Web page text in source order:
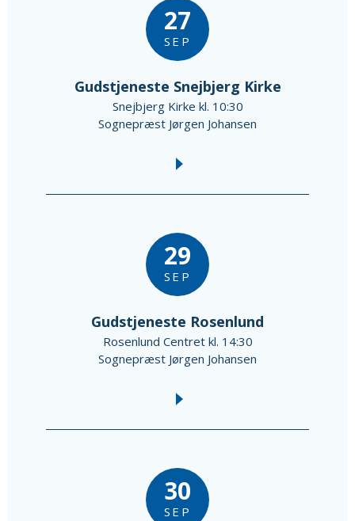
27
SEP
Gudstjeneste Snejbjerg Kirke
Snejbjerg Kirke kl. 10:30
Sognepræst Jørgen Johansen
29
SEP
Gudstjeneste Rosenlund
Rosenlund Centret kl. 14:30
Sognepræst Jørgen Johansen
30
SEP